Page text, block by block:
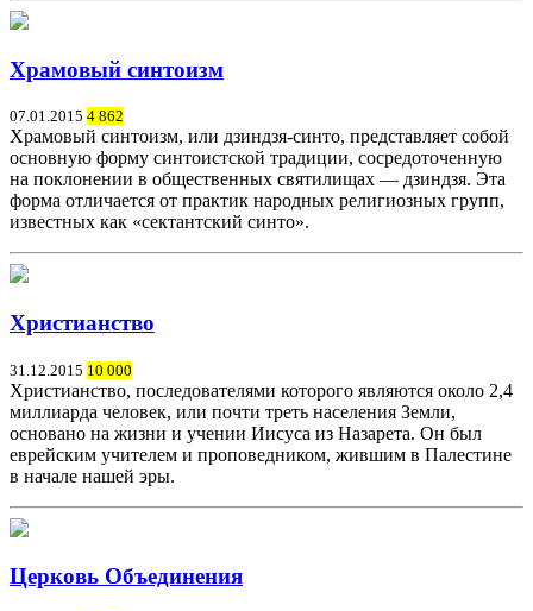
Храмовый синтоизм
07.01.2015 4 862
Храмовый синтоизм, или дзиндзя-синто, представляет собой
основную форму синтоистской традиции, сосредоточенную
на поклонении в общественных святилищах — дзиндзя. Эта
форма отличается от практик народных религиозных групп,
известных как «сектантский синто».
Христианство
31.12.2015 10 000
Христианство, последователями которого являются около 2,4
миллиарда человек, или почти треть населения Земли,
основано на жизни и учении Иисуса из Назарета. Он был
еврейским учителем и проповедником, жившим в Палестине
в начале нашей эры.
Церковь Объединения